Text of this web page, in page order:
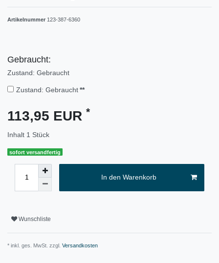
Artikelnummer 123-387-6360
Gebraucht:
Zustand: Gebraucht
Zustand: Gebraucht **
113,95 EUR *
Inhalt 1 Stück
sofort versandfertig
In den Warenkorb
Wunschliste
* inkl. ges. MwSt. zzgl. Versandkosten